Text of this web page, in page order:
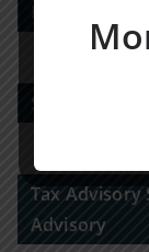
M&A-Advisor
Strategy
Tax Advisory
Advisory